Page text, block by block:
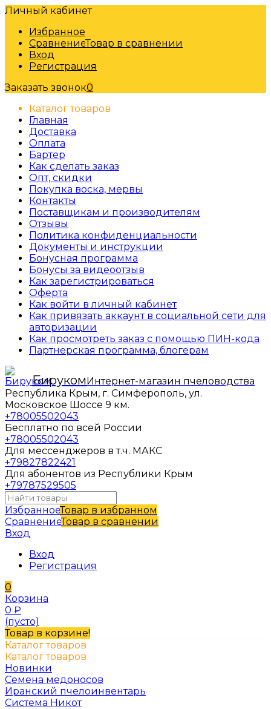
Личный кабинет
Избранное
СравнениеТовар в сравнении
Вход
Регистрация
Заказать звонок0
Каталог товаров
Главная
Доставка
Оплата
Бартер
Как сделать заказ
Опт, скидки
Покупка воска, мервы
Контакты
Поставщикам и производителям
Отзывы
Политика конфиденциальности
Документы и инструкции
Бонусная программа
Бонусы за видеоотзыв
Как зарегистрироваться
Оферта
Как войти в личный кабинет
Как привязать аккаунт в социальной сети для
авторизации
Как просмотреть заказ с помощью ПИН-кода
Партнерская программа, блогерам
БирукомИнтернет-магазин пчеловодства
Республика Крым, г. Симферополь, ул.
Московское Шоссе 9 км.
+78005502043
Бесплатно по всей России
+78005502043
Для мессенджеров в т.ч. МАКС
+79827822421
Для абонентов из Республики Крым
+79787529505
ИзбранноеТовар в избранном
СравнениеТовар в сравнении
Вход
Вход
Регистрация
0
Корзина
0 ₽
(пусто)
Товар в корзине!
Каталог товаров
Каталог товаров
Новинки
Семена медоносов
Иранский пчелоинвентарь
Система Никот